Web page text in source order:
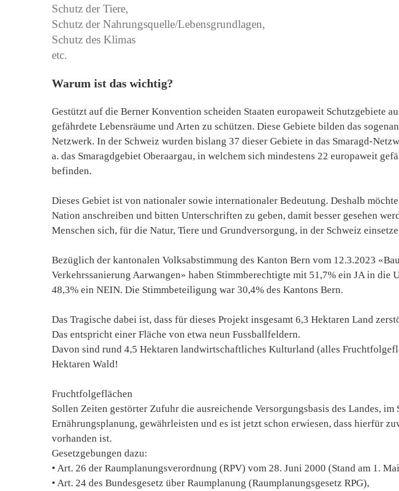
Schutz der Tiere,
Schutz der Nahrungsquelle/Lebensgrundlagen,
Schutz des Klimas
etc.
Warum ist das wichtig?
Gestützt auf die Berner Konvention scheiden Staaten europaweit Schutzgebiete
gefährdete Lebensräume und Arten zu schützen. Diese Gebiete bilden das
Netzwerk. In der Schweiz wurden bislang 37 dieser Gebiete in das Smaragd-
a. das Smaragdgebiet Oberaargau, in welchem sich mindestens 22 europaweit
befinden.
Dieses Gebiet ist von nationaler sowie internationaler Bedeutung. Deshalb
Nation anschreiben und bitten Unterschriften zu geben, damit besser gesehen
Menschen sich, für die Natur, Tiere und Grundversorgung, in der Schweiz
Bezüglich der kantonalen Volksabstimmung des Kanton Bern vom 12.3.2023
Verkehrssanierung Aarwangen» haben Stimmberechtigte mit 51,7% ein JA in die
48,3% ein NEIN. Die Stimmbeteiligung war 30,4% des Kantons Bern.
Das Tragische dabei ist, dass für dieses Projekt insgesamt 6,3 Hektaren Land
Das entspricht einer Fläche von etwa neun Fussballfeldern.
Davon sind rund 4,5 Hektaren landwirtschaftliches Kulturland (alles
Hektaren Wald!
Fruchtfolgeflächen
Sollen Zeiten gestörter Zufuhr die ausreichende Versorgungsbasis des Landes, im
Ernährungsplanung, gewährleisten und es ist jetzt schon erwiesen, dass hierfür
vorhanden ist.
Gesetzgebungen dazu:
• Art. 26 der Raumplanungsverordnung (RPV) vom 28. Juni 2000 (Stand am 1.
• Art. 24 des Bundesgesetz über Raumplanung (Raumplanungsgesetz RPG),